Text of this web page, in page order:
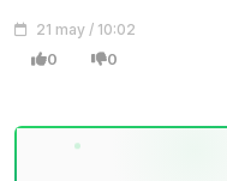
21 may / 10:02
0 0